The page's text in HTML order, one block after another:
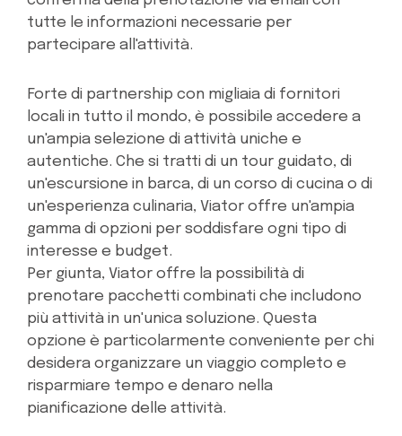
tutte le informazioni necessarie per
partecipare all'attività.
Forte di partnership con migliaia di fornitori
locali in tutto il mondo, è possibile accedere a
un'ampia selezione di attività uniche e
autentiche. Che si tratti di un tour guidato, di
un'escursione in barca, di un corso di cucina o di
un'esperienza culinaria, Viator offre un'ampia
gamma di opzioni per soddisfare ogni tipo di
interesse e budget.
Per giunta, Viator offre la possibilità di
prenotare pacchetti combinati che includono
più attività in un'unica soluzione. Questa
opzione è particolarmente conveniente per chi
desidera organizzare un viaggio completo e
risparmiare tempo e denaro nella
pianificazione delle attività.